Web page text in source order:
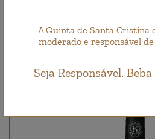
A Quinta de Santa Cristina
moderado e responsável
Seja Responsável.